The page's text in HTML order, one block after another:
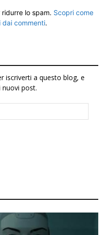
lo spam. Scopri come
commenti.
iscriverti a questo blog, e
nuovi post.